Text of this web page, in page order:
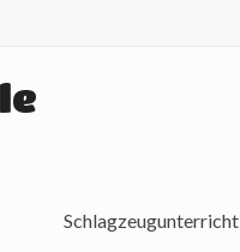
Schlagzeugunterricht